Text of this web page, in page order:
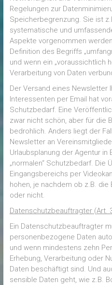
Regelungen zur
Speicherbegrenzung. Sie ist
systematische und
Aspekte vorgenommen
Definition des Begriffs
und wenn ein „voraussichtlich
Verarbeitung von Daten
Der Versand eines Newsletter
Interessenten per Email hat
Schutzbedarf. Eine
zwar nicht schön, aber für die
bedrohlich. Anders liegt der
Newsletter an
Urlaubsplanung der Agentur in
„normalen“ Schutzbedarf. Die
Eingangsbereichs per
hohen, je nachdem ob z.B.
oder nicht.
Datenschutzbeauftragter (Art.
Ein Datenschutzbeauftragter
personenbezogene Daten
und wenn mindestens zehn
Erhebung, Verarbeitung oder
Daten beschäftigt sind. Und
sensible Daten geht, wie z.B.